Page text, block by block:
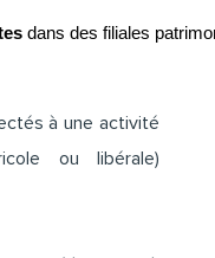
dans des filiales
à une activité
ou libérale)